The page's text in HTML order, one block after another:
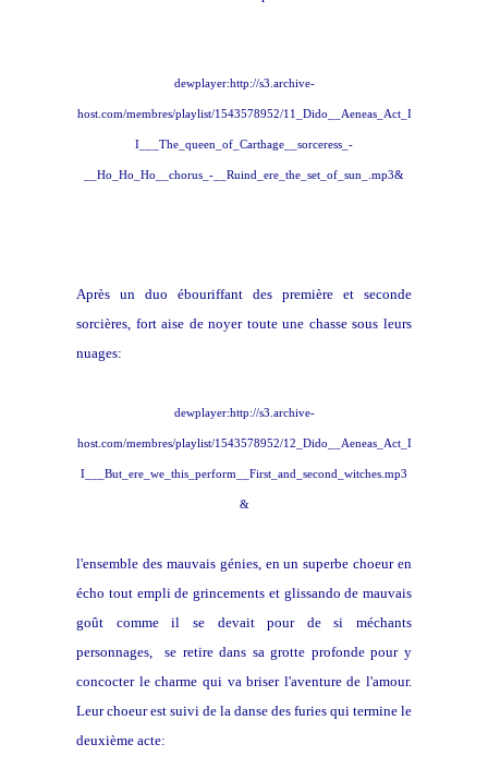
dewplayer:http://s3.archive-
host.com/membres/playlist/1543578952/11_Dido__Aeneas_Act_I
I___The_queen_of_Carthage__sorceress_-
__Ho_Ho_Ho__chorus_-__Ruind_ere_the_set_of_sun_.mp3&
Après un duo ébouriffant des première et seconde
sorcières, fort aise de noyer toute une chasse sous leurs
nuages:
dewplayer:http://s3.archive-
host.com/membres/playlist/1543578952/12_Dido__Aeneas_Act_I
I___But_ere_we_this_perform__First_and_second_witches.mp3
&
l'ensemble des mauvais génies, en un superbe choeur en
écho tout empli de grincements et glissando de mauvais
goût comme il se devait pour de si méchants
personnages, se retire dans sa grotte profonde pour y
concocter le charme qui va briser l'aventure de l'amour.
Leur choeur est suivi de la danse des furies qui termine le
deuxième acte: